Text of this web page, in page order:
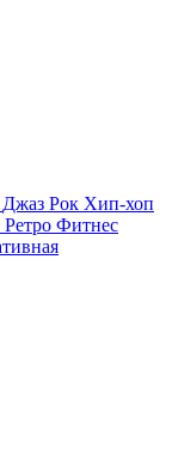
Джаз Рок Хип-хоп
Ретро Фитнес